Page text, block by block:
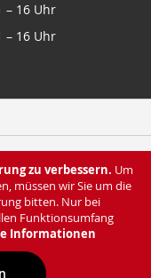
zu verbessern. Um
müssen wir Sie um die
bitten. Nur bei
Funktionsumfang
Informationen
– 16 Uhr
– 16 Uhr